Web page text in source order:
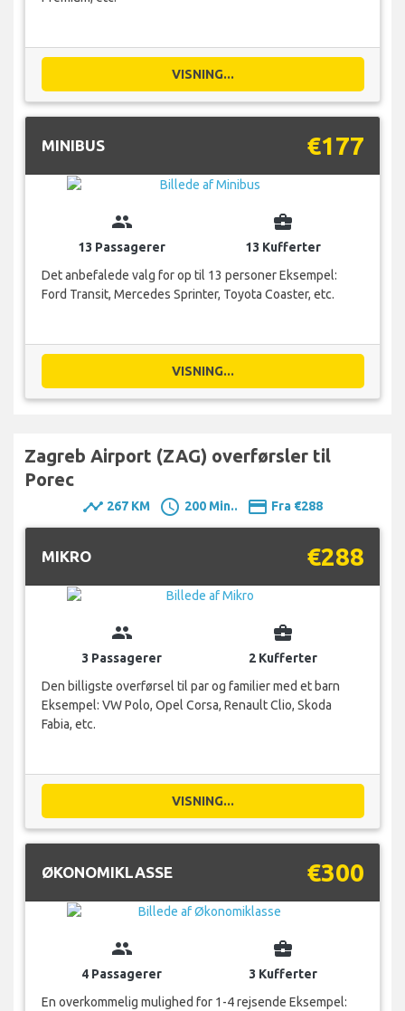
VISNING...
MINIBUS €177
group
13 Passagerer
business_center
13 Kufferter
Det anbefalede valg for op til 13 personer Eksempel:
Ford Transit, Mercedes Sprinter, Toyota Coaster, etc.
VISNING...
Zagreb Airport (ZAG) overførsler til
Porec
timeline 267 KM schedule 200 Min.. payment Fra €288
MIKRO €288
group
3 Passagerer
business_center
2 Kufferter
Den billigste overførsel til par og familier med et barn
Eksempel: VW Polo, Opel Corsa, Renault Clio, Skoda
Fabia, etc.
VISNING...
ØKONOMIKLASSE €300
group
4 Passagerer
business_center
3 Kufferter
En overkommelig mulighed for 1-4 rejsende Eksempel: